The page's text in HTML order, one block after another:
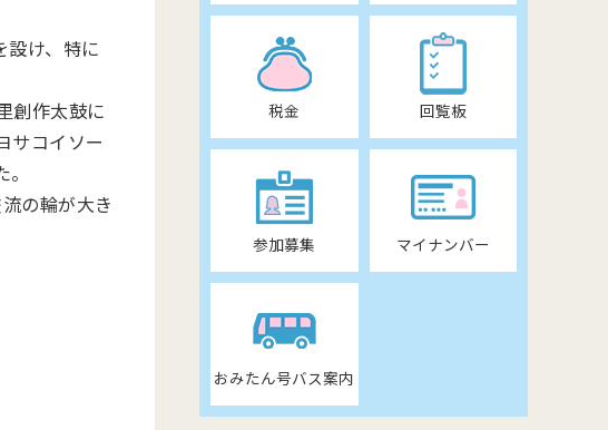
け、特に
創作太鼓に
サコイソー
の輪が大き
税金 回覧板
参加募集 マイナンバー
おみたん号バス案内